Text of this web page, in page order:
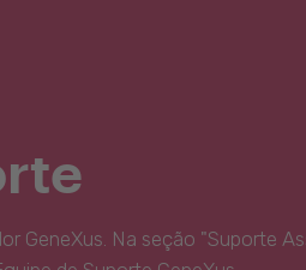
GeneXus. Na seção "Suporte